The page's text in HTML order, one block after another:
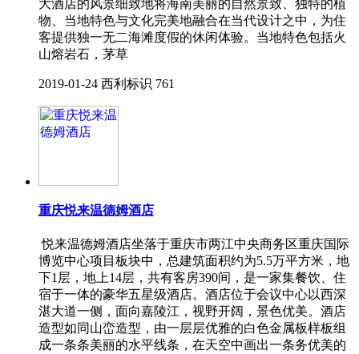
大酒店的风景细致地将海南美丽的自然景致、独特的植
物、当地特色与文化完美地融合在当代设计之中，为住
客提供独一无二海滩度假的休闲体验。当地特色包括火
山熔岩石，茅草
2019-01-24 西利标识 761
重庆悦来温德姆酒店
悦来温德姆酒店坐落于重庆市两江中央商务区重庆国际
博览中心项目板块中，总建筑面积约为5.5万平方米，地
下1层，地上14层，共有客房390间，是一家集餐饮、住
宿于一体的豪华五星级酒店。酒店位于会议中心以西深
湛大道一侧，面向嘉陵江，视野开阔，景色优美。酒店
造型如同山峦造型，由一层层优雅的白色金属板样板组
成一条条美丽的水平线条，在天空中画出一条务优美的